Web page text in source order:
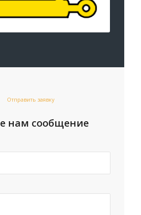
Отправить заявку
нам сообщение